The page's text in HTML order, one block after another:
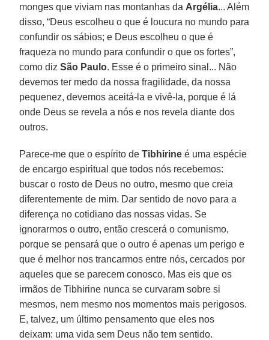
monges que viviam nas montanhas da Argélia... Além
disso, “Deus escolheu o que é loucura no mundo para
confundir os sábios; e Deus escolheu o que é
fraqueza no mundo para confundir o que os fortes”,
como dizSão Paulo. Esse é o primeiro sinal... Não
devemos ter medo da nossa fragilidade, da nossa
pequenez, devemos aceitá-la e vivê-la, porque é lá
onde Deus se revela a nós e nos revela diante dos
outros.
Parece-me que o espírito deTibhirine é uma espécie
de encargo espiritual que todos nós recebemos:
buscar o rosto de Deus no outro, mesmo que creia
diferentemente de mim. Dar sentido de novo para a
diferença no cotidiano das nossas vidas. Se
ignorarmos o outro, então crescerá o comunismo,
porque se pensará que o outro é apenas um perigo e
que é melhor nos trancarmos entre nós, cercados por
aqueles que se parecem conosco. Mas eis que os
irmãos de Tibhirine nunca se curvaram sobre si
mesmos, nem mesmo nos momentos mais perigosos.
E, talvez, um último pensamento que eles nos
deixam: uma vida sem Deus não tem sentido.